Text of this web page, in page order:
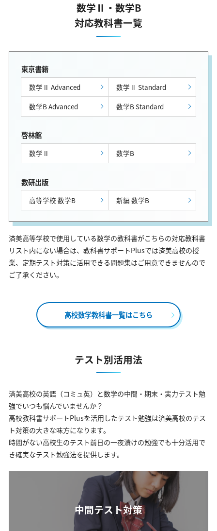
数学Ⅱ・数学B
対応教科書一覧
東京書籍
数学Ⅱ Advanced
数学Ⅱ Standard
数学B Advanced
数学B Standard
啓林館
数学Ⅱ 数学B
数研出版
高等学校 数学B 新編 数学B
済美高等学校で使用している数学の教科書がこちらの対応教科書
リスト内にない場合は、教科書サポートPlusでは済美高校の授
業、定期テスト対策に活用できる問題集はご用意できませんので
ご了承ください。
高校数学教科書一覧はこちら
テスト別活用法
済美高校の英語（コミュ英）と数学の中間・期末・実力テスト勉
強でいつも悩んでいませんか？
高校教科書サポートPlusを活用したテスト勉強は済美高校のテス
ト対策の大きな味方になります。
時間がない高校生のテスト前日の一夜漬けの勉強でも十分活用で
き確実なテスト勉強法を提供します。
中間テスト対策